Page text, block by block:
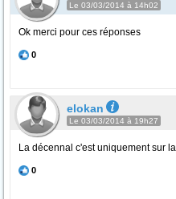
Le 03/03/2014 à 14h02
Ok merci pour ces réponses
0
elokan
Le 03/03/2014 à 19h27
La décennal c'est uniquement sur
0